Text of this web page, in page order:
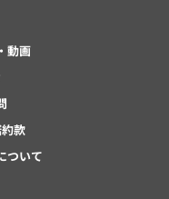
動画
款
ついて